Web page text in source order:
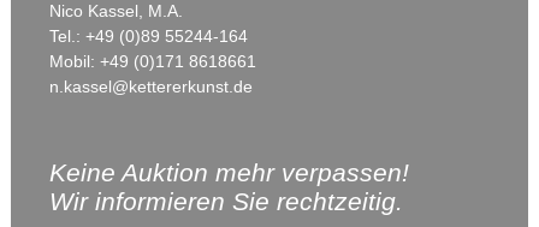
Nico Kassel, M.A.
Tel.: +49 (0)89 55244-164
Mobil: +49 (0)171 8618661
n.kassel@kettererkunst.de
Keine Auktion mehr verpassen!
Wir informieren Sie rechtzeitig.